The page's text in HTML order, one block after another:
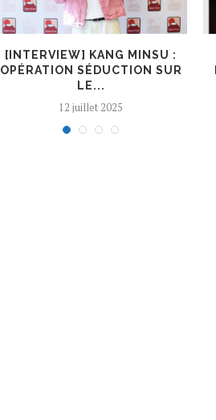
[INTERVIEW] KANG MINSU :
OPÉRATION SÉDUCTION SUR
LE...
12 juillet 2025